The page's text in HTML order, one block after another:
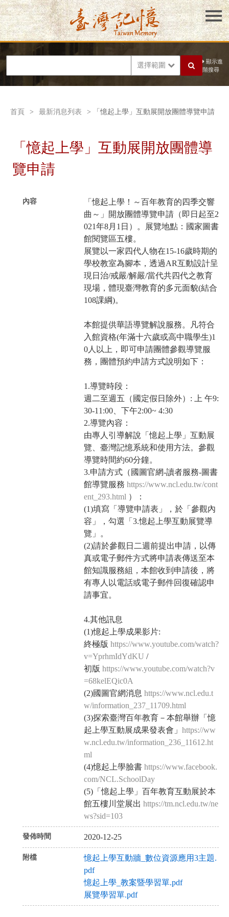
選擇範圍
顯示進
階搜尋
首頁 > 最新消息列表 > 「憶起上學」互動展開放團體導覽申請
「憶起上學」互動展開放團體導
覽申請
內容
「憶起上學！～百年教育的四季交響
曲～」開放團體導覽申請（即日起至2
021年8月1日）。展覽地點：國家圖書
館閱覽區五樓。
展覽以一家四代人物在15-16歲時期的
學校教室為腳本，透過AR互動設計呈
現日治/戒嚴/解嚴/當代共四代之教育
現場，體現臺灣教育的多元面貌(結合
108課綱)。
本館提供華語導覽解說服務。凡符合
入館資格(年滿十六歲或高中職學生)1
0人以上，即可申請團體參觀導覽服
務，團體預約申請方式說明如下：
1.導覽時段：
週二至週五（國定假日除外）: 上 午9:
30-11:00、下午2:00~ 4:30
2.導覽內容：
由專人引導解說「憶起上學」互動展
覽、臺灣記憶系統和使用方法。參觀
導覽時間約60分鐘。
3.申請方式（國圖官網-讀者服務-圖書
館導覽服務 https://www.ncl.edu.tw/cont
ent_293.html ）：
(1)填寫「導覽申請表」，於「參觀內
容」，勾選「3.憶起上學互動展覽導
覽」。
(2)請於參觀日二週前提出申請，以傳
真或電子郵件方式將申請表傳送至本
館知識服務組，本館收到申請後，將
有專人以電話或電子郵件回復確認申
請事宜。
4.其他訊息
(1)憶起上學成果影片:
終極版 https://www.youtube.com/watch?
v=YprhmIdYdKU /
初版 https://www.youtube.com/watch?v
=68kelEQic0A
(2)國圖官網消息 https://www.ncl.edu.t
w/information_237_11709.html
(3)探索臺灣百年教育－本館舉辦「憶
起上學互動展成果發表會」 https://ww
w.ncl.edu.tw/information_236_11612.ht
ml
(4)憶起上學臉書 https://www.facebook.
com/NCL.SchoolDay
(5)「憶起上學」百年教育互動展於本
館五樓川堂展出 https://tm.ncl.edu.tw/ne
ws?sid=103
發佈時間 2020-12-25
附檔
憶起上學互動牆_數位資源應用3主題.
pdf
憶起上學_教案暨學習單.pdf
展覽學習單.pdf